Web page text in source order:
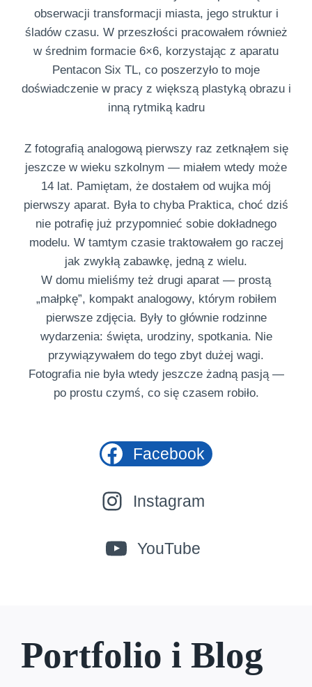
obserwacji transformacji miasta, jego struktur i
śladów czasu. W przeszłości pracowałem również
w średnim formacie 6×6, korzystając z aparatu
Pentacon Six TL, co poszerzyło to moje
doświadczenie w pracy z większą plastyką obrazu i
inną rytmiką kadru
Z fotografią analogową pierwszy raz zetknąłem się
jeszcze w wieku szkolnym — miałem wtedy może
14 lat. Pamiętam, że dostałem od wujka mój
pierwszy aparat. Była to chyba Praktica, choć dziś
nie potrafię już przypomnieć sobie dokładnego
modelu. W tamtym czasie traktowałem go raczej
jak zwykłą zabawkę, jedną z wielu.
W domu mieliśmy też drugi aparat — prostą
„małpkę”, kompakt analogowy, którym robiłem
pierwsze zdjęcia. Były to głównie rodzinne
wydarzenia: święta, urodziny, spotkania. Nie
przywiązywałem do tego zbyt dużej wagi.
Fotografia nie była wtedy jeszcze żadną pasją —
po prostu czymś, co się czasem robiło.
Facebook
Instagram
YouTube
Portfolio i Blog